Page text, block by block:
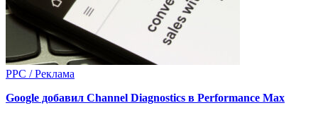
PPC / Реклама
Google добавил Channel Diagnostics в Performance Max